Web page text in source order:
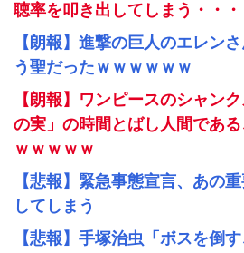
聴率を叩き出してしまう・・・
【朗報】進撃の巨人のエレン
う聖だったｗｗｗｗｗｗ
【朗報】ワンピースのシャン
の実」の時間とばし人間であ
ｗｗｗｗｗ
【悲報】緊急事態宣言、あの
してしまう
【悲報】手塚治虫「ボスを倒